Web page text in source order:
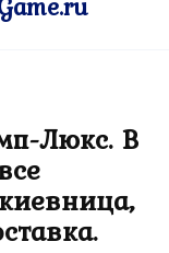
Люкс. В